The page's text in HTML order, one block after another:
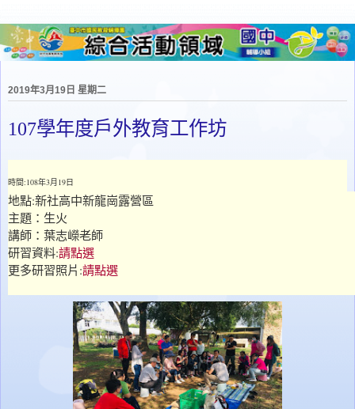
2019年3月19日 星期二
107學年度戶外教育工作坊
時間:108年3月19日
地點:新社高中新龍崗露營區
主題：生火
講師：葉志嶸老師
研習資料:請點選
更多研習照片:請點選